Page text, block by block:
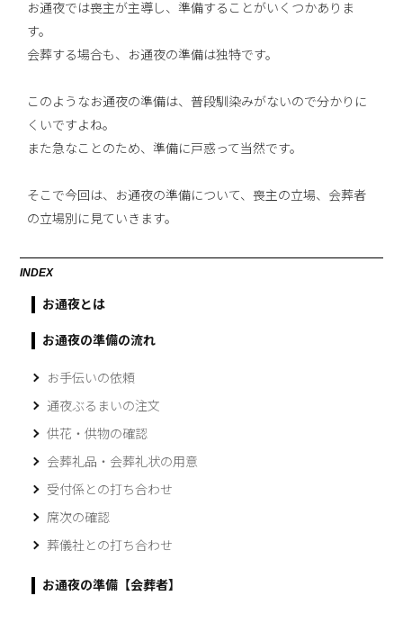
お通夜では喪主が主導し、準備することがいくつかありま
す。
会葬する場合も、お通夜の準備は独特です。
このようなお通夜の準備は、普段馴染みがないので分かりに
くいですよね。
また急なことのため、準備に戸惑って当然です。
そこで今回は、お通夜の準備について、喪主の立場、会葬者
の立場別に見ていきます。
INDEX
お通夜とは
お通夜の準備の流れ
お手伝いの依頼
通夜ぶるまいの注文
供花・供物の確認
会葬礼品・会葬礼状の用意
受付係との打ち合わせ
席次の確認
葬儀社との打ち合わせ
お通夜の準備【会葬者】